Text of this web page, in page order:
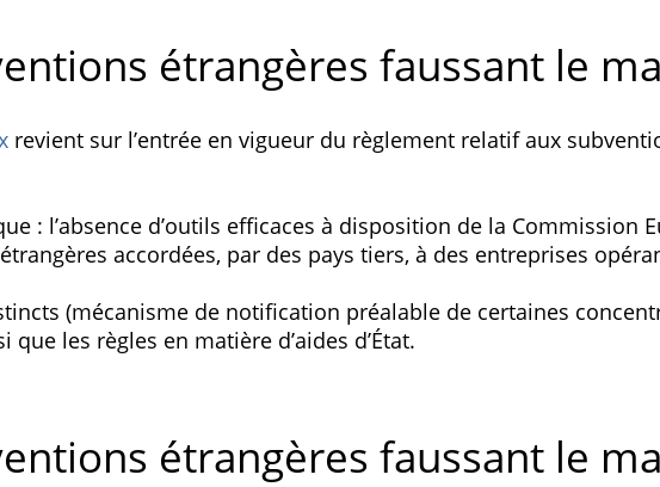
étrangères faussant le
revient sur l’entrée en vigueur du règlement relatif aux
: l’absence d’outils efficaces à disposition de la
accordées, par des pays tiers, à des entreprises
(mécanisme de notification préalable de certaines
les règles en matière d’aides d’État.
étrangères faussant le